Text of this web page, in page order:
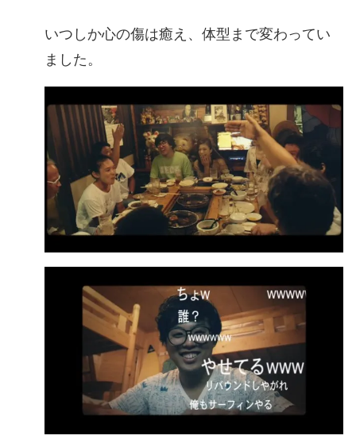
いつしか心の傷は癒え、体型まで変わってい
ました。